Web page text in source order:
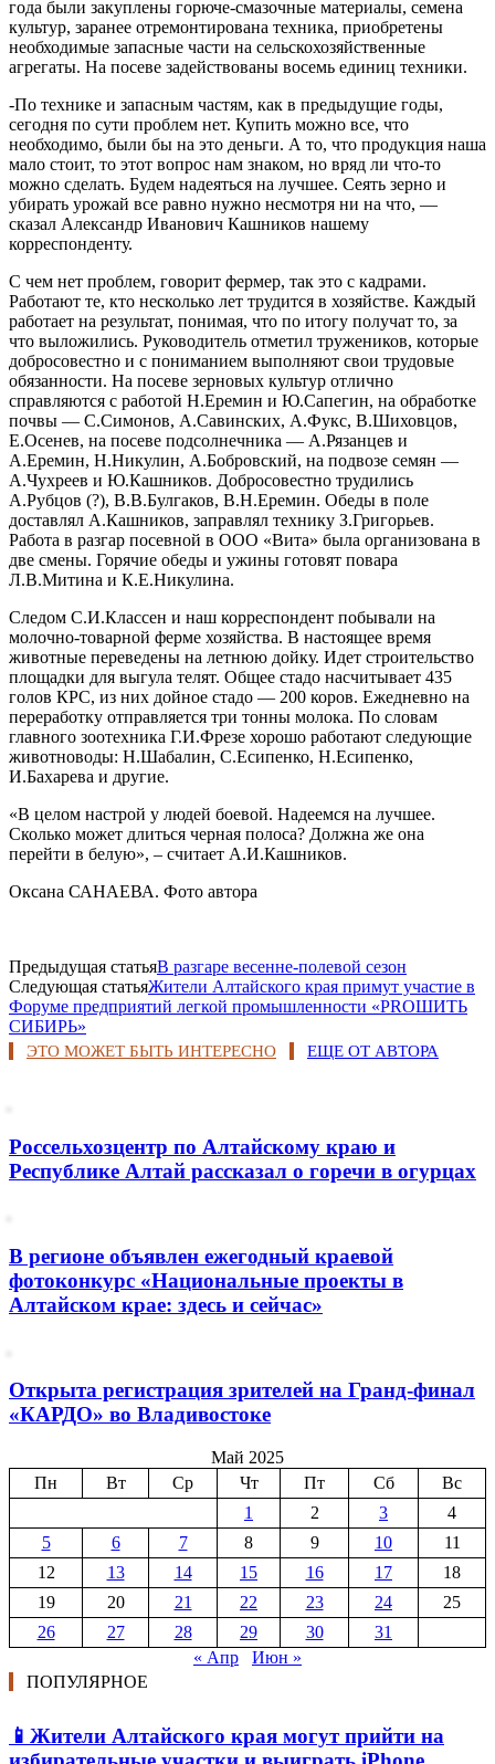
года были закуплены горюче-смазочные материалы, семена
культур, заранее отремонтирована техника, приобретены
необходимые запасные части на сельскохозяйственные
агрегаты. На посеве задействованы восемь единиц техники.
-По технике и запасным частям, как в предыдущие годы,
сегодня по сути проблем нет. Купить можно все, что
необходимо, были бы на это деньги. А то, что продукция наша
мало стоит, то этот вопрос нам знаком, но вряд ли что-то
можно сделать. Будем надеяться на лучшее. Сеять зерно и
убирать урожай все равно нужно несмотря ни на что, —
сказал Александр Иванович Кашников нашему
корреспонденту.
С чем нет проблем, говорит фермер, так это с кадрами.
Работают те, кто несколько лет трудится в хозяйстве. Каждый
работает на результат, понимая, что по итогу получат то, за
что выложились. Руководитель отметил тружеников, которые
добросовестно и с пониманием выполняют свои трудовые
обязанности. На посеве зерновых культур отлично
справляются с работой Н.Еремин и Ю.Сапегин, на обработке
почвы — С.Симонов, А.Савинских, А.Фукс, В.Шиховцов,
Е.Осенев, на посеве подсолнечника — А.Рязанцев и
А.Еремин, Н.Никулин, А.Бобровский, на подвозе семян —
А.Чухреев и Ю.Кашников. Добросовестно трудились
А.Рубцов (?), В.В.Булгаков, В.Н.Еремин. Обеды в поле
доставлял А.Кашников, заправлял технику З.Григорьев.
Работа в разгар посевной в ООО «Вита» была организована в
две смены. Горячие обеды и ужины готовят повара
Л.В.Митина и К.Е.Никулина.
Следом С.И.Классен и наш корреспондент побывали на
молочно-товарной ферме хозяйства. В настоящее время
животные переведены на летнюю дойку. Идет строительство
площадки для выгула телят. Общее стадо насчитывает 435
голов КРС, из них дойное стадо — 200 коров. Ежедневно на
переработку отправляется три тонны молока. По словам
главного зоотехника Г.И.Фрезе хорошо работают следующие
животноводы: Н.Шабалин, С.Есипенко, Н.Есипенко,
И.Бахарева и другие.
«В целом настрой у людей боевой. Надеемся на лучшее.
Сколько может длиться черная полоса? Должна же она
перейти в белую», – считает А.И.Кашников.
Оксана САНАЕВА. Фото автора
Предыдущая статьяВ разгаре весенне-полевой сезон
Следующая статьяЖители Алтайского края примут участие в
Форуме предприятий легкой промышленности «PROШИТЬ
СИБИРЬ»
ЭТО МОЖЕТ БЫТЬ ИНТЕРЕСНО ЕЩЕ ОТ АВТОРА
Россельхозцентр по Алтайскому краю и
Республике Алтай рассказал о горечи в огурцах
В регионе объявлен ежегодный краевой
фотоконкурс «Национальные проекты в
Алтайском крае: здесь и сейчас»
Открыта регистрация зрителей на Гранд-финал
«КАРДО» во Владивостоке
Май 2025
Пн
Вт Ср Чт Пт Сб
Вс
1
2 3
4
5
6 7 8 9 10
11
12
13 14 15 16 17
18
19
20 21 22 23 24
25
26
27 28 29 30
31
« Апр
Июн »
ПОПУЛЯРНОЕ
📱Жители Алтайского края могут прийти на